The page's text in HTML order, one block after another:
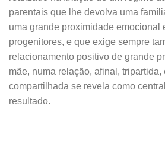
parentais que lhe devolva uma
uma grande proximidade emocional
progenitores, e que exige sempre
relacionamento positivo de grande
mãe, numa relação, afinal, tripartida,
compartilhada se revela como
resultado.